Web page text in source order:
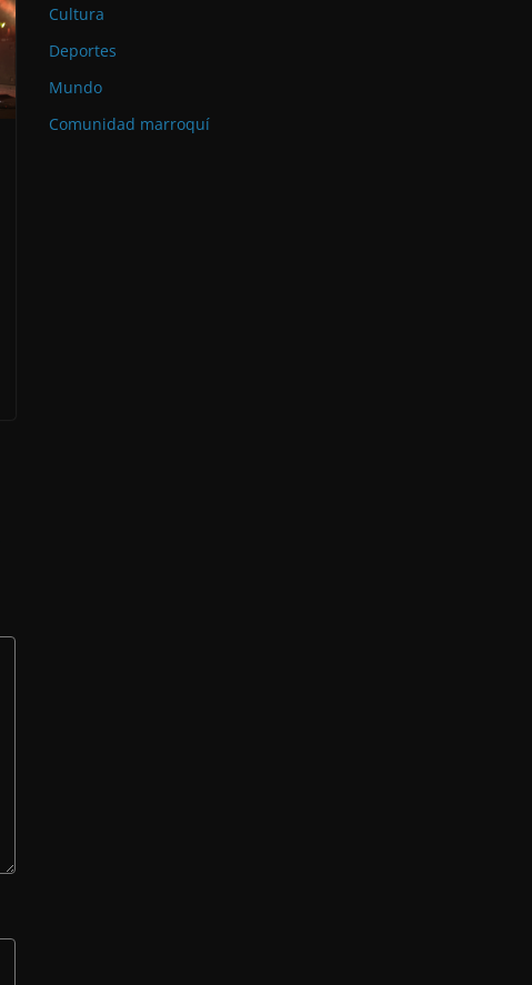
Cultura
Deportes
Mundo
Comunidad marroquí